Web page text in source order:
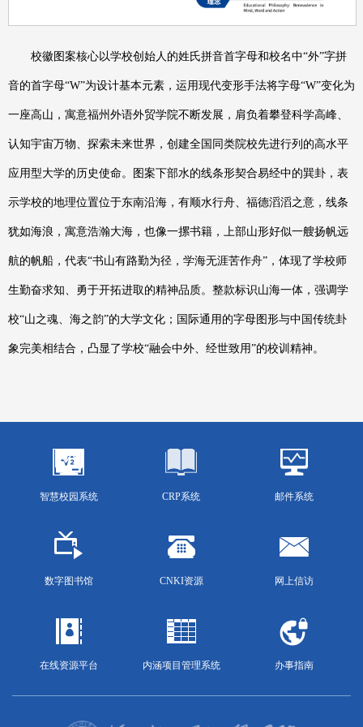
校徽图案核心以学校创始人的姓氏拼音首字母和校名中“外”字拼
音的首字母“W”为设计基本元素，运用现代变形手法将字母“W”变化为
一座高山，寓意福州外语外贸学院不断发展，肩负着攀登科学高峰、
认知宇宙万物、探索未来世界，创建全国同类院校先进行列的高水平
应用型大学的历史使命。图案下部水的线条形契合易经中的巽卦，表
示学校的地理位置位于东南沿海，有顺水行舟、福德滔滔之意，线条
犹如海浪，寓意浩瀚大海，也像一摞书籍，上部山形好似一艘扬帆远
航的帆船，代表“书山有路勤为径，学海无涯苦作舟”，体现了学校师
生勤奋求知、勇于开拓进取的精神品质。整款标识山海一体，强调学
校“山之魂、海之韵”的大学文化；国际通用的字母图形与中国传统卦
象完美相结合，凸显了学校“融会中外、经世致用”的校训精神。
智慧校园系统 CRP系统 邮件系统
数字图书馆 CNKI资源 网上信访
在线资源平台 内涵项目管理系统 办事指南